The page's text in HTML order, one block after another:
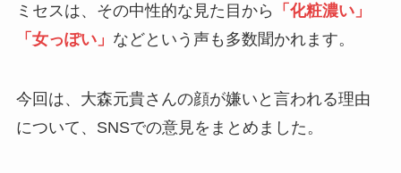
ミセスは、その中性的な見た目から
「化粧濃い」
「女っぽい」 などという声も多数聞かれます。
今回は、大森元貴さんの顔が嫌いと言われる理由
について、SNSでの意見をまとめました。